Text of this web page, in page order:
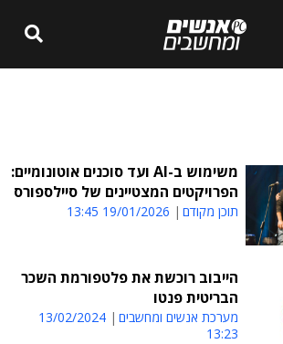
משימוש ב-AI ועד סוכנים אוטונומיים:
הפרויקטים המצטיינים של סיילספורס
תוכן מקודם 19/01/2026 13:45
הייבוב רוכשת את פלטפורמת השכר
הבריטית פנטו
מערכת אנשים ומחשבים
13/02/2024
13:23